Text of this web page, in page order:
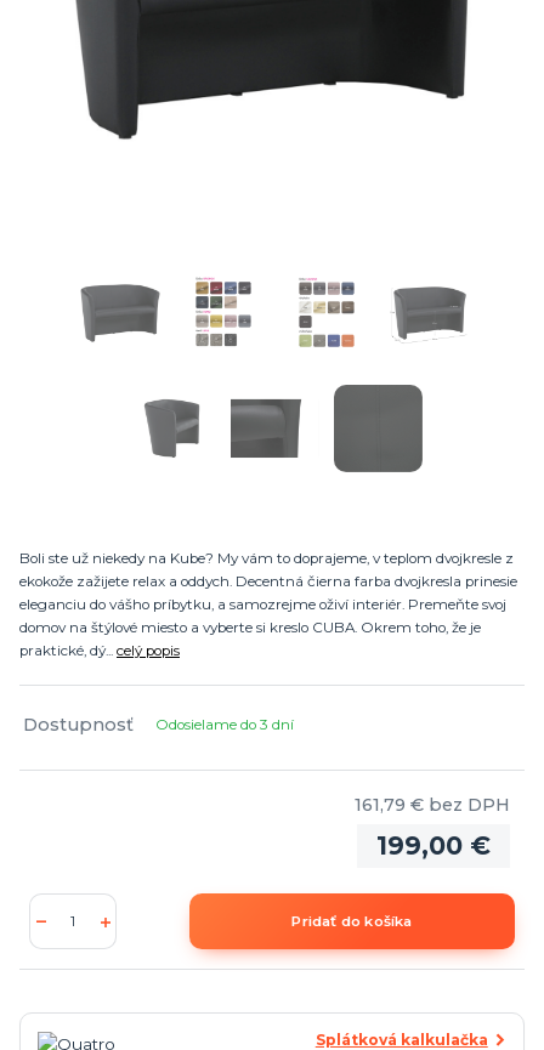
Boli ste už niekedy na Kube? My vám to doprajeme, v teplom dvojkresle z
ekokože zažijete relax a oddych. Decentná čierna farba dvojkresla prinesie
eleganciu do vášho príbytku, a samozrejme oživí interiér. Premeňte svoj
domov na štýlové miesto a vyberte si kreslo CUBA. Okrem toho, že je
praktické, dý... celý popis
Dostupnosť Odosielame do 3 dní
199,00 €
161,79 € bez DPH
Pridať do košíka
Splátková kalkulačka